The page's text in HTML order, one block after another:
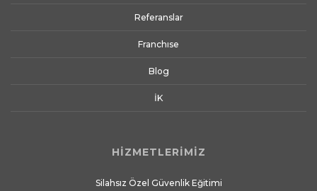
Referanslar
Franchıse
Blog
İK
HİZMETLERİMİZ
Silahsız Özel Güvenlik Eğitimi